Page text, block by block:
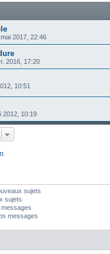
2017, 22:46
2016, 17:20
10:51
2012, 10:19
sujets
sujets
messages